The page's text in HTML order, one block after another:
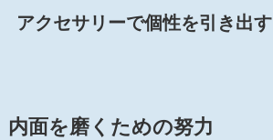
アクセサリーで個性を引き出す
内面を磨くための努力